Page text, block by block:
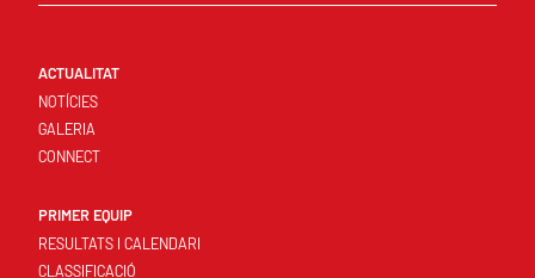
ACTUALITAT
NOTÍCIES
GALERIA
CONNECT
PRIMER EQUIP
RESULTATS I CALENDARI
CLASSIFICACIÓ